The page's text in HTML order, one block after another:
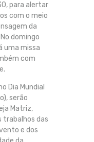
para alertar
com o meio
da
domingo
uma missa
com
Dia Mundial
serão
Matriz,
trabalhos das
e dos